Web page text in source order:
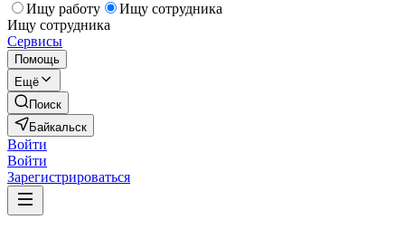
Ищу работу
Ищу сотрудника
Ищу сотрудника
Сервисы
Помощь
Ещё
Поиск
Байкальск
Войти
Войти
Зарегистрироваться